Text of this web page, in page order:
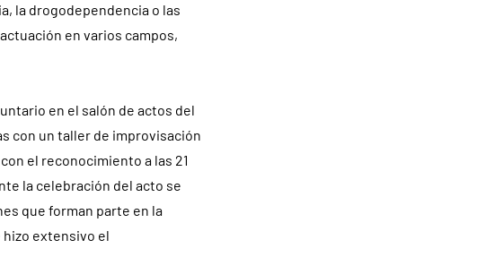
la drogodependencia o las
en varios campos,
en el salón de actos del
con un taller de improvisación
el reconocimiento a las 21
la celebración del acto se
que forman parte en la
hizo extensivo el